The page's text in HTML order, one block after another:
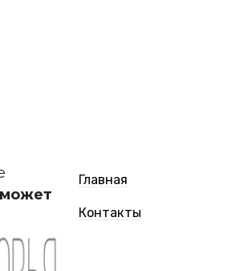
Главная
Контакты